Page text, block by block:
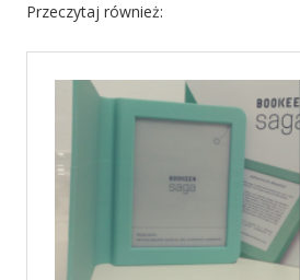
Przeczytaj również: